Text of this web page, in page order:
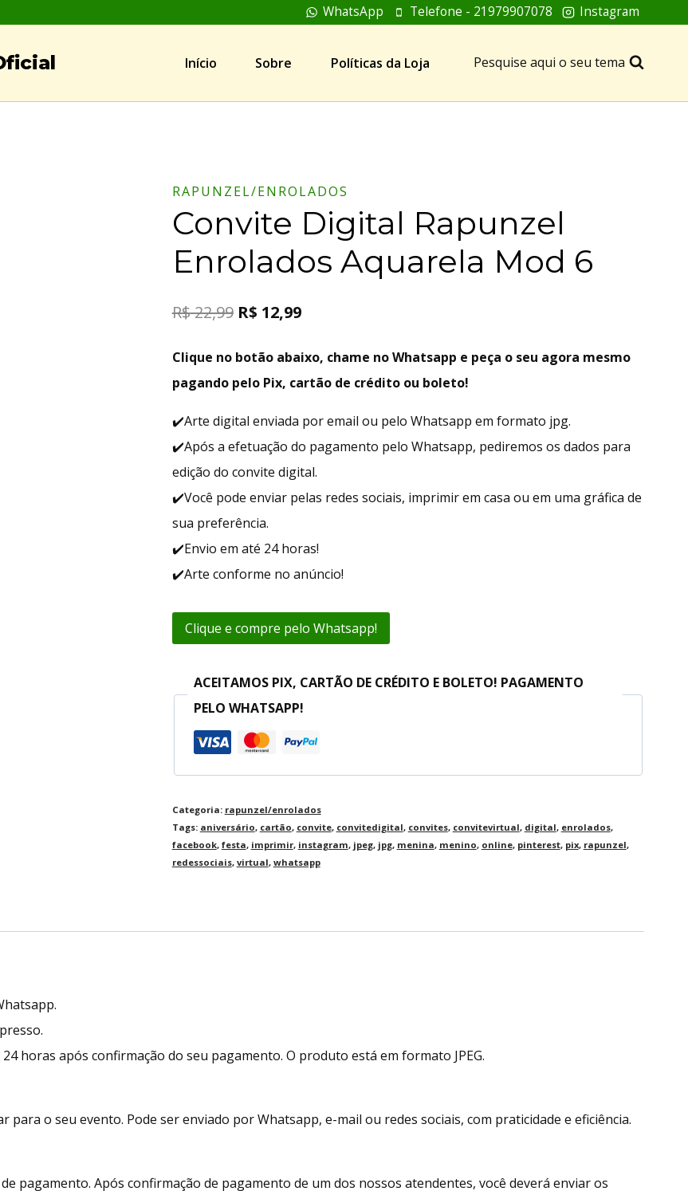
WhatsApp Telefone - 21979907078 Instagram
Início Sobre Políticas da Loja Pesquise aqui o seu tema
RAPUNZEL/ENROLADOS
Convite Digital Rapunzel
Enrolados Aquarela Mod 6
R$22,99 R$ 12,99
Clique no botão abaixo, chame no Whatsapp e peça o seu agora mesmo
pagando pelo Pix, cartão de crédito ou boleto!
✔️Arte digital enviada por email ou pelo Whatsapp em formato jpg.
✔️Após a efetuação do pagamento pelo Whatsapp, pediremos os dados para
edição do convite digital.
✔️Você pode enviar pelas redes sociais, imprimir em casa ou em uma gráfica de
sua preferência.
✔️Envio em até 24 horas!
✔️Arte conforme no anúncio!
Clique e compre pelo Whatsapp!
ACEITAMOS PIX, CARTÃO DE CRÉDITO E BOLETO! PAGAMENTO
PELO WHATSAPP!
Categoria: rapunzel/enrolados
Tags: aniversário, cartão, convite, convitedigital, convites, convitevirtual, digital, enrolados,
facebook, festa, imprimir, instagram, jpeg, jpg, menina, menino, online, pinterest, pix, rapunzel,
redessociais, virtual, whatsapp
horas após confirmação do seu pagamento. O produto está em formato JPEG.
o seu evento. Pode ser enviado por Whatsapp, e-mail ou redes sociais, com praticidade e eficiência.
pagamento. Após confirmação de pagamento de um dos nossos atendentes, você deverá enviar os